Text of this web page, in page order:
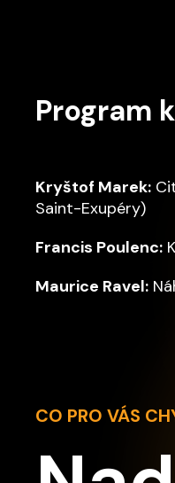
Program
Kryštof Marek:
Saint-Exupéry)
Francis Poulenc:
Maurice Ravel:
CO PRO VÁS